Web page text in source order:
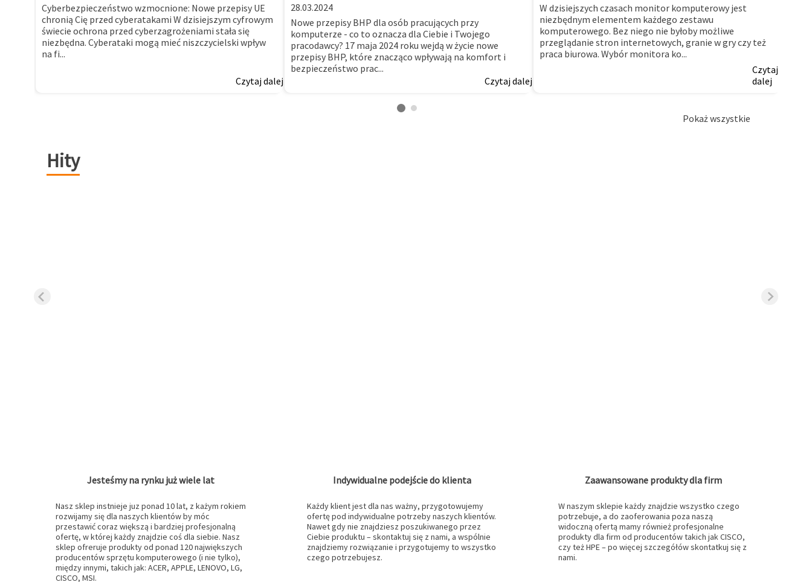
Cyberbezpieczeństwo wzmocnione: Nowe przepisy UE
chronią Cię przed cyberatakami W dzisiejszym cyfrowym
świecie ochrona przed cyberzagrożeniami stała się
niezbędna. Cyberataki mogą mieć niszczycielski wpływ
na fi...
Czytaj dalej
28.03.2024
Nowe przepisy BHP dla osób pracujących przy
komputerze - co to oznacza dla Ciebie i Twojego
pracodawcy? 17 maja 2024 roku wejdą w życie nowe
przepisy BHP, które znacząco wpływają na komfort i
bezpieczeństwo prac...
Czytaj dalej
W dzisiejszych czasach monitor komputerowy jest
niezbędnym elementem każdego zestawu
komputerowego. Bez niego nie byłoby możliwe
przeglądanie stron internetowych, granie w gry czy też
praca biurowa. Wybór monitora ko...
Czytaj
dalej
Pokaż wszystkie
Hity
Jesteśmy na rynku już wiele lat
Nasz sklep instnieje juz ponad 10 lat, z każym rokiem
rozwijamy się dla naszych klientów by móc
przestawić coraz większą i bardziej profesjonalną
ofertę, w której każdy znajdzie coś dla siebie. Nasz
sklep ofreruje produkty od ponad 120 największych
producentów sprzętu komputerowego (i nie tylko),
między innymi, takich jak: ACER, APPLE, LENOVO, LG,
CISCO, MSI.
Indywidualne podejście do klienta
Każdy klient jest dla nas ważny, przygotowujemy
ofertę pod indywidualne potrzeby naszych klientów.
Nawet gdy nie znajdziesz poszukiwanego przez
Ciebie produktu – skontaktuj się z nami, a wspólnie
znajdziemy rozwiązanie i przygotujemy to wszystko
czego potrzebujesz.
Zaawansowane produkty dla firm
W naszym sklepie każdy znajdzie wszystko czego
potrzebuje, a do zaoferowania poza naszą
widoczną ofertą mamy również profesjonalne
produkty dla firm od producentów takich jak CISCO,
czy też HPE – po więcej szczegółów skontatkuj się z
nami.